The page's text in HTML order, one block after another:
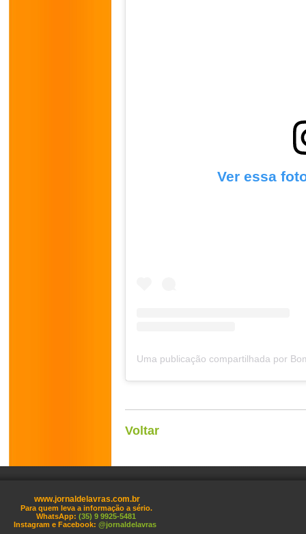
Ver essa
Voltar
www.jornaldelavras.com.br
Para quem leva a informação a sério.
WhatsApp: (35) 9 9925-5481
Instagram e Facebook: @jornaldelavras